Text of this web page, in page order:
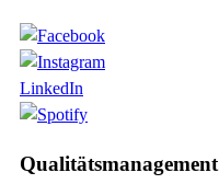
LinkedIn
Qualitätsmanagement